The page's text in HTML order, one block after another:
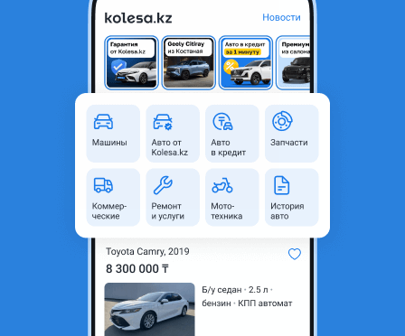
Mercedes-Benz E 280 1998 года
Объявление находится в архиве и может быть
Шымкент, Туркестанская
1995 - 1999 W210/S210
Универсал
Объем двигателя, л